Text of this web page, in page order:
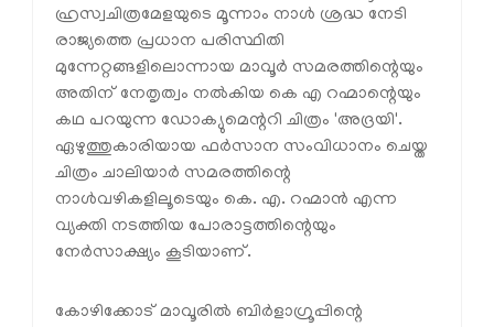
ഹ്രസ്വചിത്രമേളയുടെ മൂന്നാം നാൾ ശ്രദ്ധ നേടി
രാജ്യത്തെ പ്രധാന പരിസ്ഥിതി
മുന്നേറ്റങ്ങളിലൊന്നായ മാവൂർ സമരത്തിന്റെയും
അതിന് നേതൃത്വം നൽകിയ കെ എ റഹ്മാന്റെയും
കഥ പറയുന്ന ഡോക്യുമെന്ററി ചിത്രം 'അദ്രയി'.
ഏഴുത്തുകാരിയായ ഫർസാന സംവിധാനം ചെയ്ത
ചിത്രം ചാലിയാർ സമരത്തിന്റെ
നാൾവഴികളിലൂടെയും കെ. എ. റഹ്മാൻ എന്ന
വ്യക്തി നടത്തിയ പോരാട്ടത്തിന്റെയും
നേർസാക്ഷ്യം കൂടിയാണ്.
കോഴിക്കോട് മാവൂരിൽ ബിർളാഗ്രൂപ്പിന്റെ